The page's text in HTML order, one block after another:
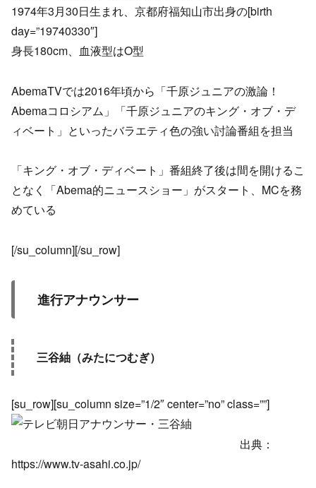
1974年3月30日生まれ、京都府福知山市出身の[birth
day=”19740330″]
身長180cm、血液型はO型
AbemaTVでは2016年頃から「千原ジュニアの激論！
Abemaコロシアム」「千原ジュニアのキング・オブ・デ
ィベート」といったバラエティ色の強い討論番組を担当
「キング・オブ・ディベート」番組終了後は間を開けるこ
となく「Abema的ニュースショー」がスタート、MCを務
めている
[/su_column][/su_row]
進行アナウンサー
三谷紬（みたにつむぎ）
[su_row][su_column size=”1/2″ center=”no” class=””]
出典：
https://www.tv-asahi.co.jp/